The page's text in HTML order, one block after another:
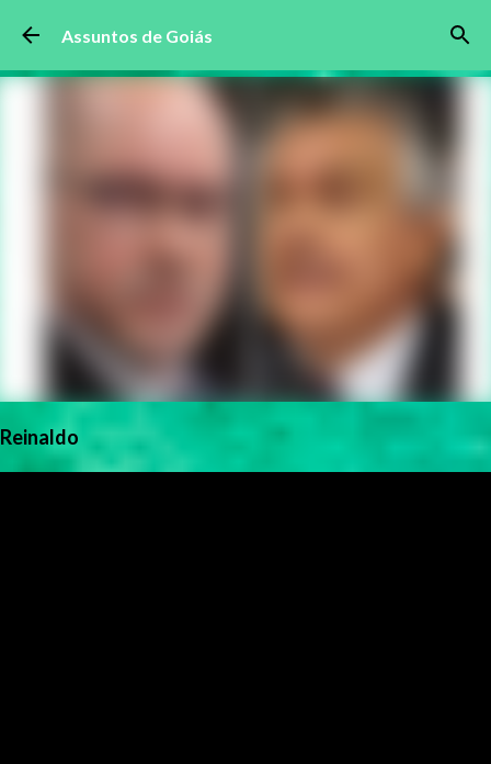
Pular para o conteúdo principal
Assuntos de Goiás
Reinaldo